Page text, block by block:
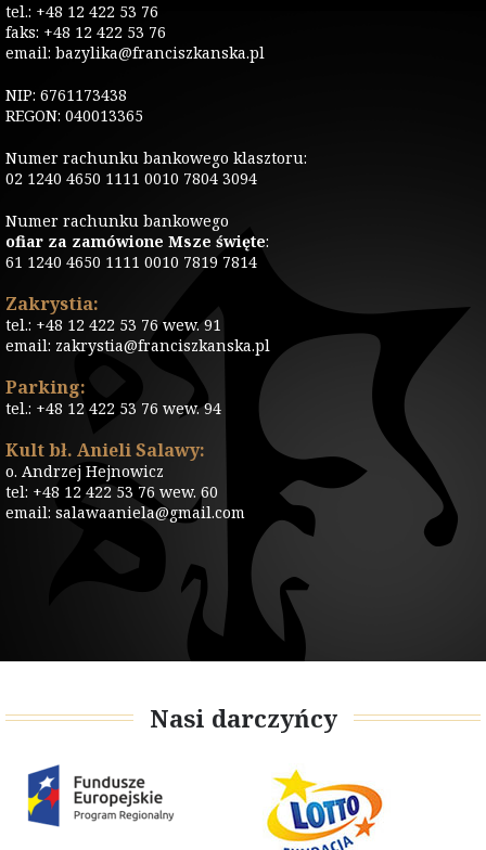
tel.: +48 12 422 53 76
faks: +48 12 422 53 76
email: bazylika@franciszkanska.pl
NIP: 6761173438
REGON: 040013365
Numer rachunku bankowego klasztoru:
02 1240 4650 1111 0010 7804 3094
Numer rachunku bankowego
ofiar za zamówione Msze święte:
61 1240 4650 1111 0010 7819 7814
Zakrystia:
tel.: +48 12 422 53 76 wew. 91
email: zakrystia@franciszkanska.pl
Parking:
tel.: +48 12 422 53 76 wew. 94
Kult bł. Anieli Salawy:
o. Andrzej Hejnowicz
tel: +48 12 422 53 76 wew. 60
email: salawaaniela@gmail.com
Nasi darczyńcy